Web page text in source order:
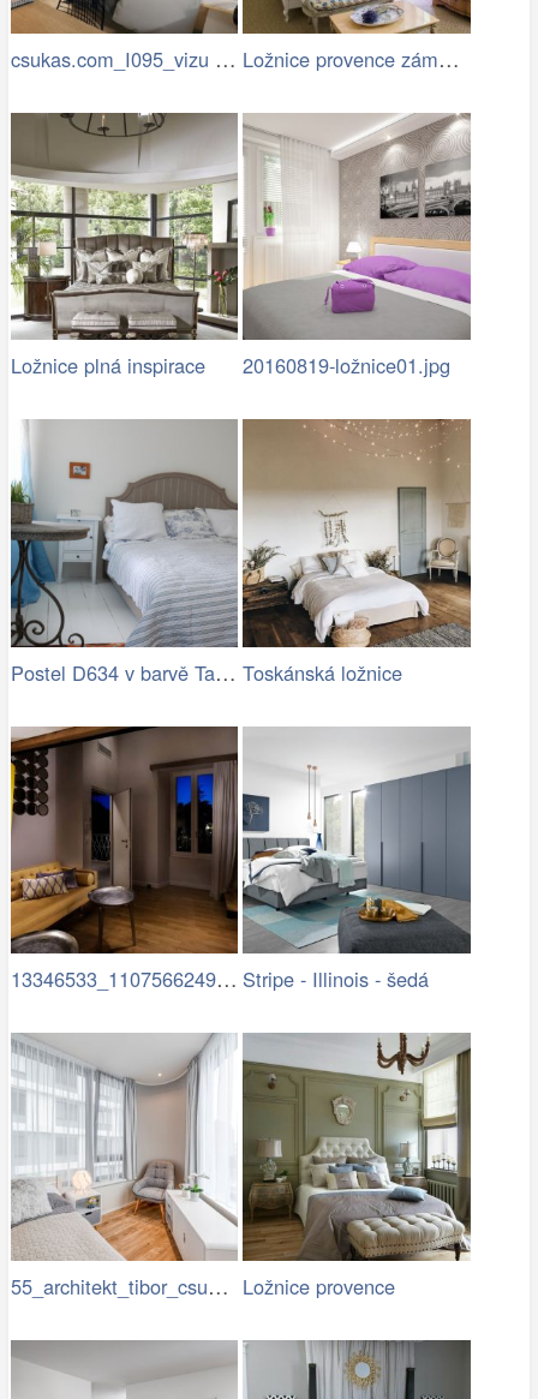
csukas.com_I095_vizu T1 - 07.jpg Ložnice provence zámecká
Ložnice plná inspirace 20160819-ložnice01.jpg
Postel D634 v barvě Taupe na bílé Toskánská ložnice
13346533_1107566249285084… Stripe - Illinois - šedá
55_architekt_tibor_csukas_byty_Luka.jpg Ložnice provence